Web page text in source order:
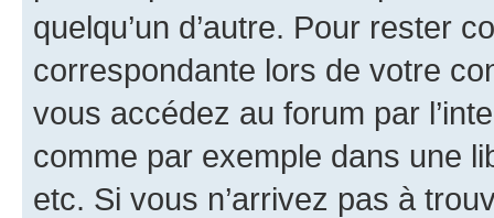
quelqu’un d’autre. Pour rester
correspondante lors de votre
vous accédez au forum par
comme par exemple dans une
etc. Si vous n’arrivez pas à